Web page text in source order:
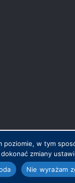
poziomie, w tym
zmiany
Nie wyrażam